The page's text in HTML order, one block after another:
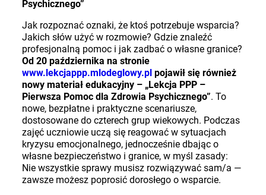
Psychicznego”
Jak rozpoznać oznaki, że ktoś potrzebuje wsparcia?
Jakich słów użyć w rozmowie? Gdzie znaleźć
profesjonalną pomoc i jak zadbać o własne granice?
Od 20 października na stronie
www.lekcjappp.mlodeglowy.pl pojawił się również
nowy materiał edukacyjny – „Lekcja PPP –
Pierwsza Pomoc dla Zdrowia Psychicznego”. To
nowe, bezpłatne i praktyczne scenariusze,
dostosowane do czterech grup wiekowych. Podczas
zajęć uczniowie uczą się reagować w sytuacjach
kryzysu emocjonalnego, jednocześnie dbając o
własne bezpieczeństwo i granice, w myśl zasady:
Nie wszystkie sprawy musisz rozwiązywać sam/a —
zawsze możesz poprosić dorosłego o wsparcie.